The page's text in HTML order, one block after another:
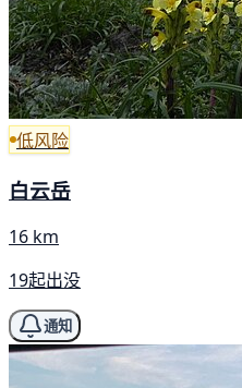
低风险
白云岳
16 km
19起出没
通知